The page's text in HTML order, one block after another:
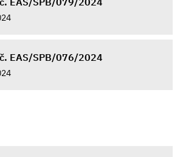
EAS/SPB/076/2024